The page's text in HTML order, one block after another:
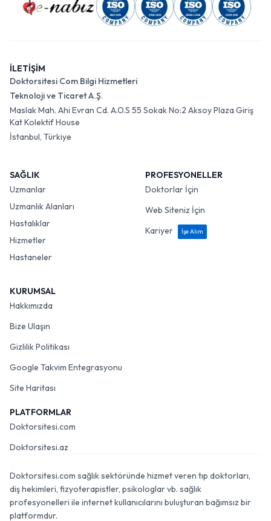
İLETİŞİM
Doktorsitesi Com Bilgi Hizmetleri
Teknoloji ve Ticaret A.Ş.
Maslak Mah. Ahi Evran Cd. A.O.S 55 Sokak No:2 Aksoy Plaza Giriş
Kat Kolektif House
İstanbul, Türkiye
SAĞLIK
Uzmanlar
Uzmanlık Alanları
Hastalıklar
Hizmetler
Hastaneler
PROFESYONELLER
Doktorlar İçin
Web Siteniz İçin
Kariyer
İşe Alım
KURUMSAL
Hakkımızda
Bize Ulaşın
Gizlilik Politikası
Google Takvim Entegrasyonu
Site Haritası
PLATFORMLAR
Doktorsitesi.com
Doktorsitesi.az
Doktorsitesi.com sağlık sektöründe hizmet veren tıp doktorları,
diş hekimleri, fizyoterapistler, psikologlar vb. sağlık
profesyonelleri ile internet kullanıcılarını buluşturan bağımsız bir
platformdur.